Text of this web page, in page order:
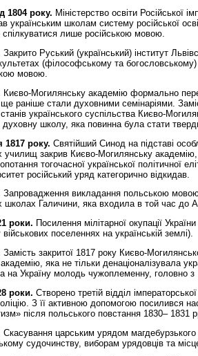
1804 року. Міністерство освіти Російської
українським школам систему російської
спілкуватися лише російською мовою.
Закрито Руський (український) інститут
(філософському та
мовою.
Києво-Могилянську академію формально
ще раніше стали духовними семінаріями.
українського суспільства Києво-
школу, яка повинна була стати
1817 року. Святійший Синод на підставі
училищ закрив Києво-Могилянську
тогочасної української політичної
російський уряд категорично відкидав.
Запровадження викладання польською
школах Галичини, яка входила в той час до
роки. Посилення мілітарної окупації
військових поселеннях на українській землі).
Замість закритої 1817 року Києво-
яка не тільки денаціоналізувала
на Україну молодь чужоплеменну, головно
роки. Створено третій відділ
З її активною допомогою посилився
після польського повстання 1830– 1831
Скасування царським урядом
судочинству, виборам урядовців та